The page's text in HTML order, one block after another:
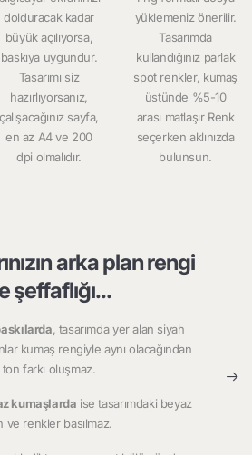
dolduracak kadar
büyük açılıyorsa,
baskıya uygundur.
Tasarımı siz
hazırlıyorsanız,
çalışacağınız sayfa,
en az A4 ve 200
dpi olmalıdır.
yüklemeniz önerilir.
Tasarımda
kullandığınız parlak
spot renkler, kumaş
üstünde %5-10
arası matlaşır Renk
seçerken aklınızda
bulunsun.
arka plan rengi
şeffaflığı...
, tasarımda yer alan siyah
kumaş rengiyle aynı olacağından
ton farkı oluşmaz.
kumaşlarda ise tasarımdaki beyaz
ve renkler basılmaz.